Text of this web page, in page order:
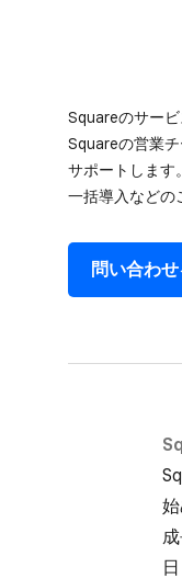
Squareの​サービ
Squareの​営業
サポートします
一括導入などの​
問い​合わせ